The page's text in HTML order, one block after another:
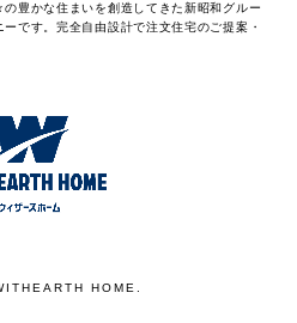
豊かな住まいを創造してきた新昭和グルー
です。完全自由設計で注文住宅のご提案・
HOME.